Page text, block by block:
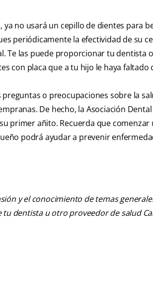
no usará un cepillo de dientes para
periódicamente la efectividad de su
Te las puede proporcionar tu dentista
con placa que a tu hijo le haya faltado
o preocupaciones sobre la
De hecho, la Asociación
primer añito. Recuerda que
podrá ayudar a prevenir
y el conocimiento de temas
dentista u otro proveedor de salud